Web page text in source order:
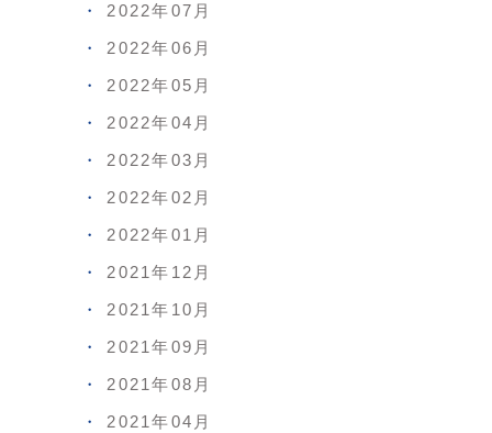
2022年07月
2022年06月
2022年05月
2022年04月
2022年03月
2022年02月
2022年01月
2021年12月
2021年10月
2021年09月
2021年08月
2021年04月